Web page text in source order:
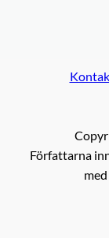
Författarna